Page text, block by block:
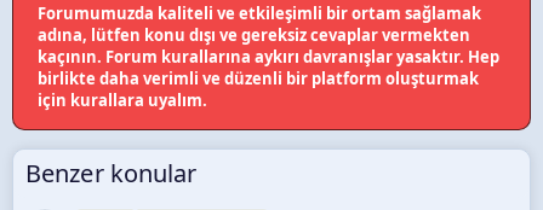
Forumumuzda kaliteli ve etkileşimli bir ortam sağlamak
adına, lütfen konu dışı ve gereksiz cevaplar vermekten
kaçının. Forum kurallarına aykırı davranışlar yasaktır. Hep
birlikte daha verimli ve düzenli bir platform oluşturmak
için kurallara uyalım.
Benzer konular